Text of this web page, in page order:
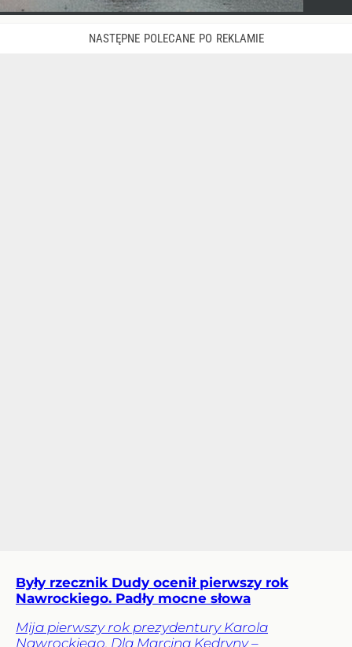
Były rzecznik Dudy ocenił pierwszy rok
Nawrockiego. Padły mocne słowa
Mija pierwszy rok prezydentury Karola
Nawrockiego. Dla Marcina Kędryny –